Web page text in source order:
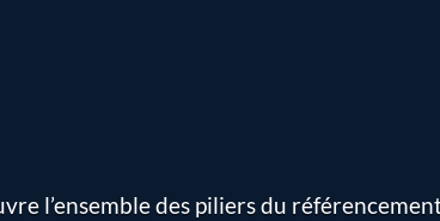
l’ensemble des piliers du